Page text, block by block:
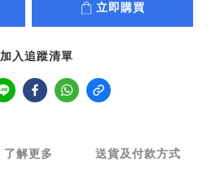
立即購買
加入追蹤清單
了解更多 送貨及付款方式